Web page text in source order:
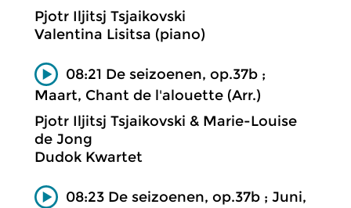
Pjotr Iljitsj Tsjaikovski
Valentina Lisitsa (piano)
08:21 De seizoenen, op.37b ;
Maart, Chant de l'alouette (Arr.)
Pjotr Iljitsj Tsjaikovski & Marie-Louise
de Jong
Dudok Kwartet
08:23 De seizoenen, op.37b ; Juni,